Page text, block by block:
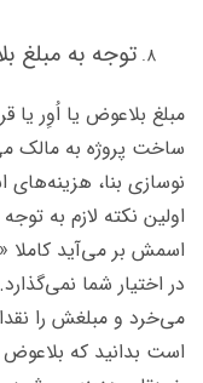
توجه به مبلغ
مبلغ بلاعوض یا اُوِر
ساخت پروژه به مالک
نوسازی بنا،
اولین نکته‌ لازم به
اسمش بر می‌آید
در اختیار شما
می‌خرد و مبلغش را
است بدانید که